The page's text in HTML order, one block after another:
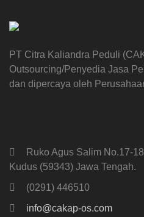
PT Citra Kaliandra Peduli
Outsourcing/Penyedia Jasa
dan dipercaya oleh
Ruko Agus Salim No.17-
Kudus (59343) Jawa Tengah.
(0291) 446510
info@cakap-os.com